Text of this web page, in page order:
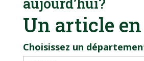
Un article
Choisissez un